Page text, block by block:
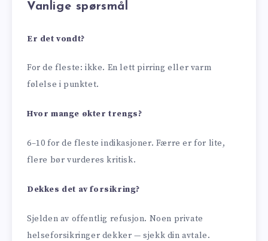
Vanlige spørsmål
Er det vondt?
For de fleste: ikke. En lett pirring eller varm
følelse i punktet.
Hvor mange økter trengs?
6–10 for de fleste indikasjoner. Færre er for lite,
flere bør vurderes kritisk.
Dekkes det av forsikring?
Sjelden av offentlig refusjon. Noen private
helseforsikringer dekker — sjekk din avtale.